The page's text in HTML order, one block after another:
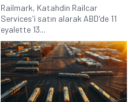
Railmark, Katahdin Railcar
Services'i satın alarak ABD'de 11
eyalette 13...